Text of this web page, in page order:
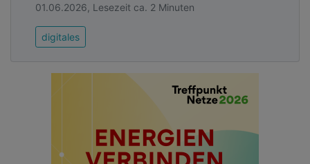
01.06.2026, Lesezeit ca. 2 Minuten
digitales